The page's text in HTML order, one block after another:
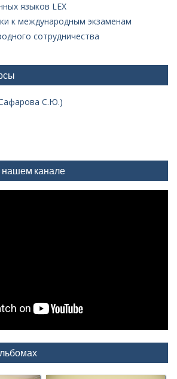
языков LEX
к международным экзаменам
сотрудничества
С.Ю.)
канале